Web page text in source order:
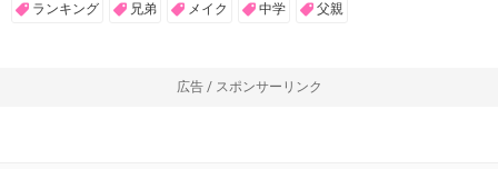
ランキング 兄弟 メイク 中学 父親
広告 / スポンサーリンク